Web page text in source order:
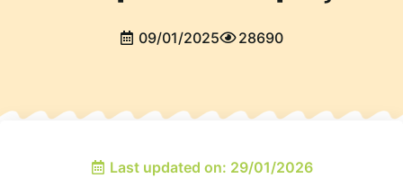
09/01/2025 28690
Last updated on: 29/01/2026